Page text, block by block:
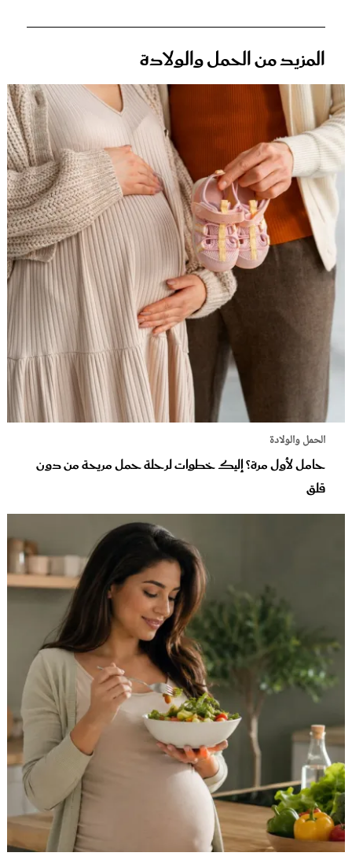
المزيد من الحمل والولادة
الحمل والولادة
حامل لأول مرة؟ إليك خطوات لرحلة حمل مريحة من دون
قلق